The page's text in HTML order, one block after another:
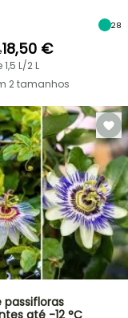
28
18,50 €
L/2 L
2 tamanhos
passifloras
até -12 °C